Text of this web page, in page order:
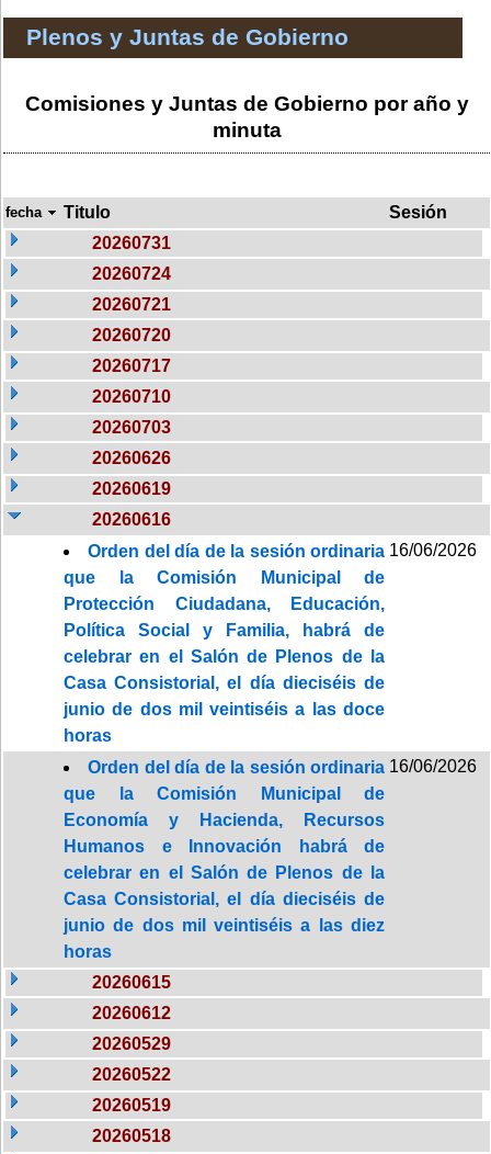
Plenos y Juntas de Gobierno
Comisiones y Juntas de Gobierno por año y
minuta
fecha Titulo
Sesión
20260731
20260724
20260721
20260720
20260717
20260710
20260703
20260626
20260619
20260616
Orden del día de la sesión ordinaria
que la Comisión Municipal de
Protección Ciudadana, Educación,
Política Social y Familia, habrá de
celebrar en el Salón de Plenos de la
Casa Consistorial, el día dieciséis de
junio de dos mil veintiséis a las doce
horas
16/06/2026
Orden del día de la sesión ordinaria
que la Comisión Municipal de
Economía y Hacienda, Recursos
Humanos e Innovación habrá de
celebrar en el Salón de Plenos de la
Casa Consistorial, el día dieciséis de
junio de dos mil veintiséis a las diez
horas
16/06/2026
20260615
20260612
20260529
20260522
20260519
20260518